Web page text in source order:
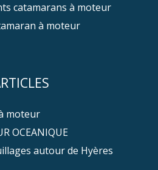
catamarans à moteur
à moteur
moteur
OCEANIQUE
autour de Hyères